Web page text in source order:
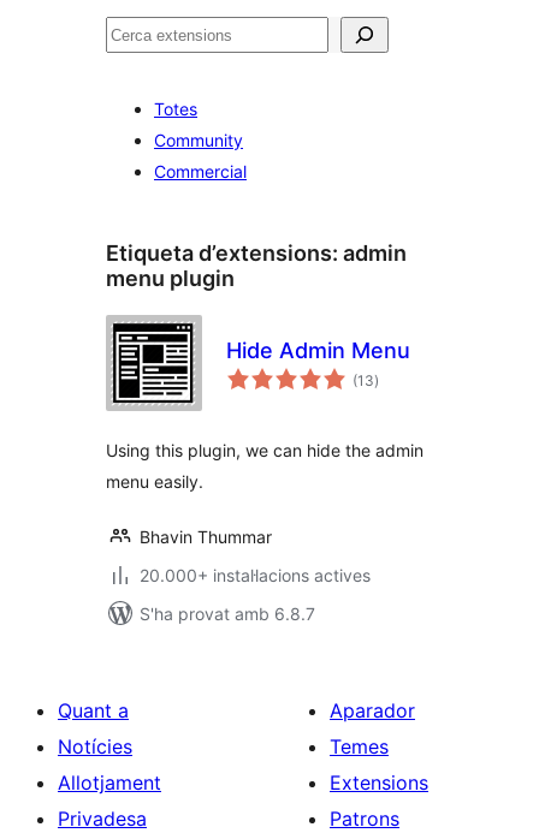
Cerca
Totes
Community
Commercial
Etiqueta d’extensions: admin
menu plugin
Hide Admin Menu
(13puntuacions
totals
)
Using this plugin, we can hide the admin
menu easily.
Bhavin Thummar
20.000+ instal·lacions actives
S'ha provat amb 6.8.7
Quant a
Notícies
Allotjament
Privadesa
Aparador
Temes
Extensions
Patrons